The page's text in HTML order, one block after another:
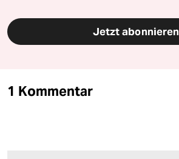
Jetzt abonnieren
1 Kommentar